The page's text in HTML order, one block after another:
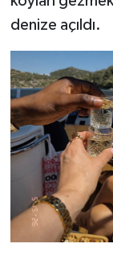
denize açıldı.